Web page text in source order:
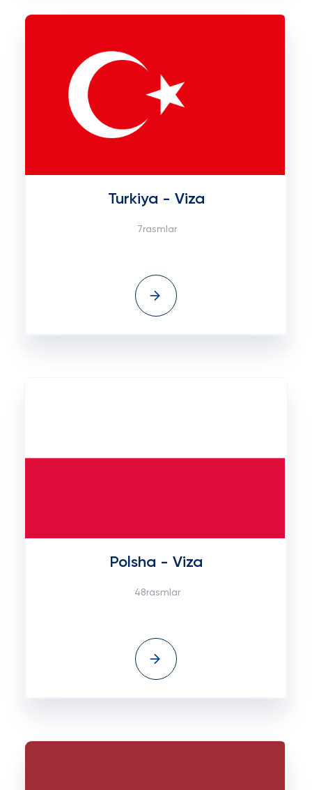
Turkiya - Viza
7rasmlar
Polsha - Viza
48rasmlar